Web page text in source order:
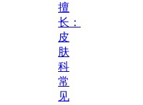
擅
长：
皮
肤
科
常
见